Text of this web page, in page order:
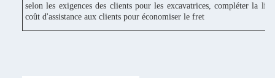
selon les exigences des clients pour les excavatrices, compléter la
coût d'assistance aux clients pour économiser le fret